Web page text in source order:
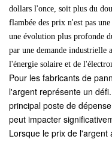
dollars l'once, soit plus du
flambée des prix n'est pas
une évolution plus profonde
par une demande industrielle
l'énergie solaire et de
Pour les fabricants de
l'argent représente un
principal poste de
peut impacter
Lorsque le prix de